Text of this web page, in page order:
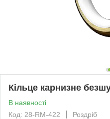
Кільце карнизне
В наявності
Код: 28-RM-422
Роздріб